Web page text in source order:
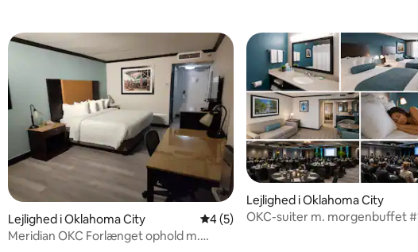
i gennemsnitlig bedømmelse, 12 omtaler
Lejlighed i Oklahoma City 4 ud af 5 i gennemsnitlig bedømmelse,
4 (5)
Meridian OKC Forlænget ophold m.
Lejlighed i Oklahoma City
OKC-suiter m. morgenbuffet